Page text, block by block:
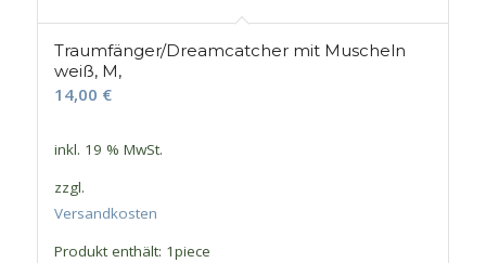
Traumfänger/Dreamcatcher mit Muscheln
weiß, M,
14,00 €
inkl. 19 % MwSt.
zzgl.
Versandkosten
Produkt enthält: 1piece